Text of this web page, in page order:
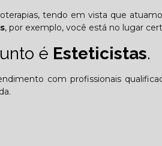
tendo em vista que
, por exemplo, você está no lugar
é Esteticistas.
com profissionais